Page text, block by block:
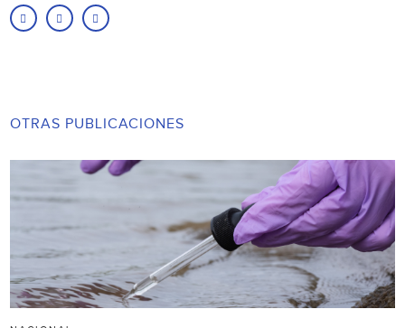
OTRAS PUBLICACIONES